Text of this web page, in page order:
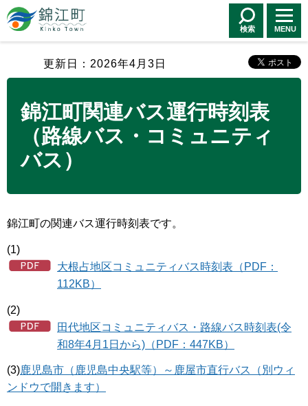
錦江町 Kinko
Town
検索 MENU
更新日：2026年4月3日
錦江町関連バス運行時刻表
（路線バス・コミュニティ
バス）
錦江町の関連バス運行時刻表です。
(1)
大根占地区コミュニティバス時刻表（PDF：
112KB）
(2)
田代地区コミュニティバス・路線バス時刻表(令
和8年4月1日から)（PDF：447KB）
(3)鹿児島市（鹿児島中央駅等）～鹿屋市直行バス（別ウィ
ンドウで開きます）